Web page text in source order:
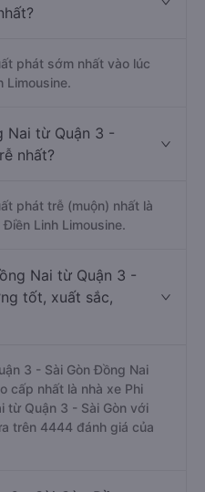
phát sớm nhất vào lúc
Limousine.
Nai từ Quận 3 -
nhất?
phát trễ (muộn) nhất là
Linh Limousine.
Nai từ Quận 3 -
tốt, xuất sắc,
3 - Sài Gòn Đồng Nai
cấp nhất là nhà xe Phi
từ Quận 3 - Sài Gòn với
trên 4444 đánh giá của